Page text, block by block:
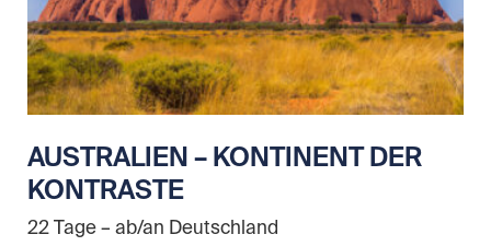
AUSTRALIEN – KONTINENT DER
KONTRASTE
22 Tage – ab/an Deutschland